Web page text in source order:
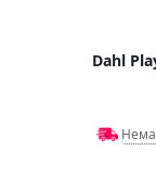
Dahl